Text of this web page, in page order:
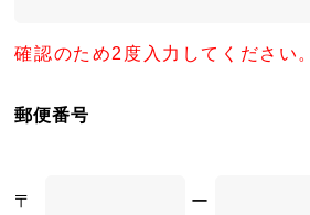
確認のため2度入力してください。
郵便番号
〒 ー